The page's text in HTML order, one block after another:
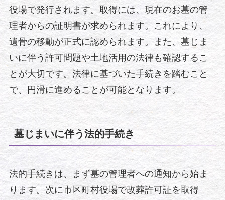
役場で発行されます。取得には、現在のお墓の管
理者からの証明書が求められます。これにより、
遺骨の移動が正式に認められます。また、墓じま
いに伴う許可問題や土地活用の法律も確認するこ
とが大切です。法律に基づいた手続きを踏むこと
で、円滑に進めることが可能となります。
墓じまいに伴う法的手続き
法的手続きは、まず墓の管理者への通知から始ま
ります。次に市区町村役場で改葬許可証を取得